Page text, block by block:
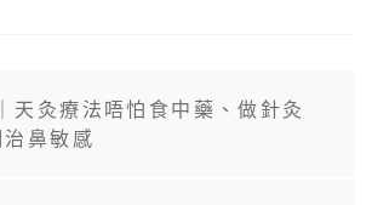
天灸療法唔怕食中藥、做針灸
鼻敏感